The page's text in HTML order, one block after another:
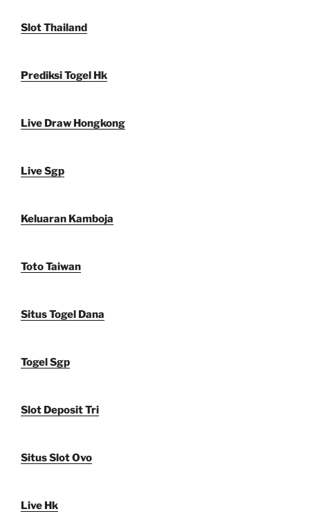
Slot Thailand
Prediksi Togel Hk
Live Draw Hongkong
Live Sgp
Keluaran Kamboja
Toto Taiwan
Situs Togel Dana
Togel Sgp
Slot Deposit Tri
Situs Slot Ovo
Live Hk